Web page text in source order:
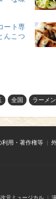
ート専
んこつ
全国 ラーメン
利用・著作権等
元ミュージカル